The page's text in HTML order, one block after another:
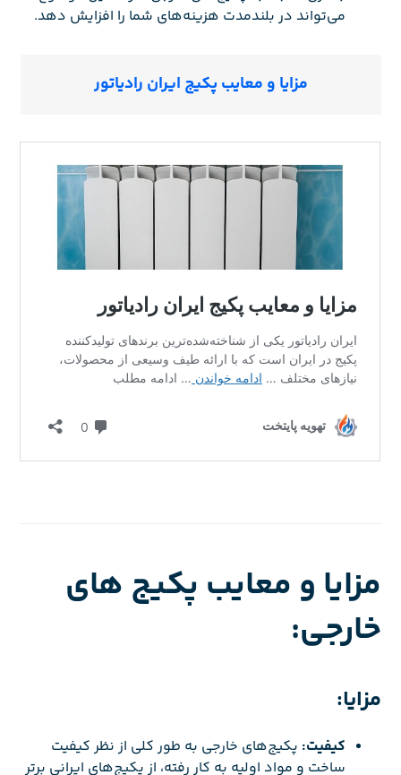
می‌تواند در بلندمدت هزینه‌های شما را افزایش دهد.
مزایا و معایب پکیج ایران رادیاتور
مزایا و معایب پکیج های
خارجی:
مزایا:
کیفیت: پکیج‌های خارجی به طور کلی از نظر کیفیت
ساخت و مواد اولیه به کار رفته، از پکیج‌های ایرانی برتر